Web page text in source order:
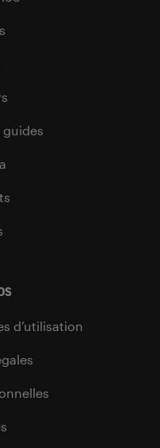
guides
d’utilisation